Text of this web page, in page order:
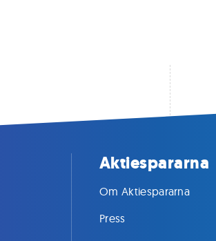
Aktiespararna
Om Aktiespararna
Press